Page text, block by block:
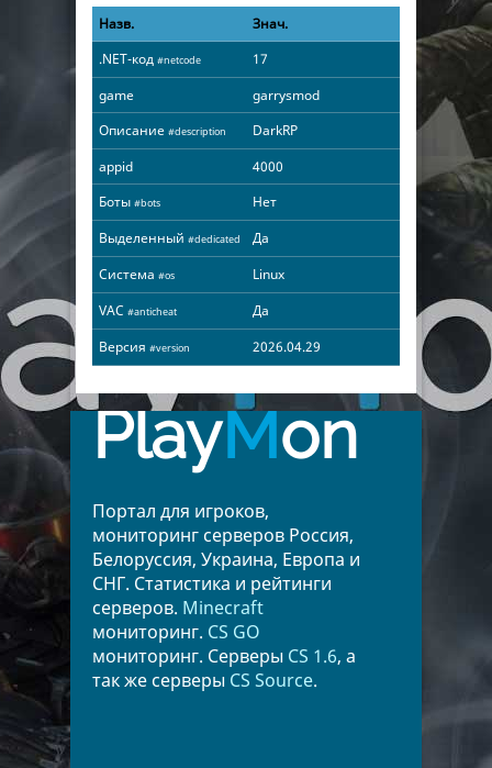
Назв.
Знач.
.NET-код #netcode
17
game
garrysmod
Описание #description
DarkRP
appid
4000
Боты #bots
Нет
Выделенный #dedicated
Да
Система #os
Linux
VAC #anticheat
Да
Версия #version 2026.04.29
PlayMon
Портал для игроков,
мониторинг серверов Россия,
Белоруссия, Украина, Европа и
СНГ. Статистика и рейтинги
серверов. Minecraft
мониторинг. CS GO
мониторинг. Серверы CS 1.6, а
так же серверы CS Source.